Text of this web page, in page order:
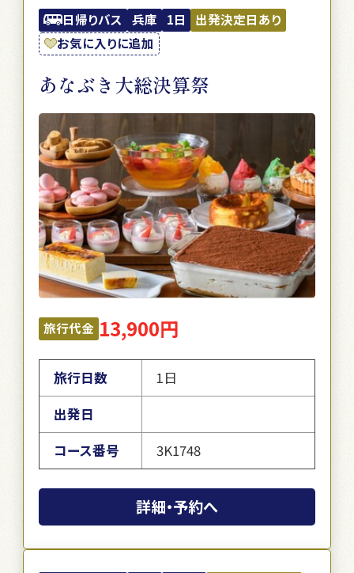
日帰りバス 兵庫 1日
出発決定日あり
お気に入りに追加
あなぶき大総決算祭
旅行代金 13,900円
旅行日数
1日
出発日
コース番号
3K1748
詳細・予約へ